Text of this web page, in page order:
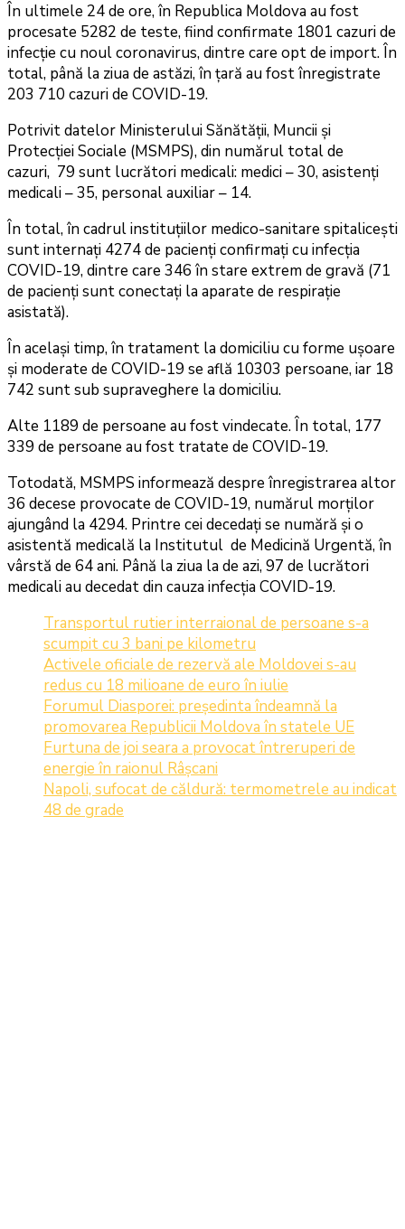
În ultimele 24 de ore, în Republica Moldova au fost
procesate 5282 de teste, fiind confirmate 1801 cazuri de
infecție cu noul coronavirus, dintre care opt de import. În
total, până la ziua de astăzi, în ţară au fost înregistrate
203 710 cazuri de COVID-19.
Potrivit datelor Ministerului Sănătății, Muncii și
Protecției Sociale (MSMPS), din numărul total de
cazuri, 79 sunt lucrători medicali: medici – 30, asistenți
medicali – 35, personal auxiliar – 14.
În total, în cadrul instituțiilor medico-sanitare spitalicești
sunt internați 4274 de pacienți confirmați cu infecția
COVID-19, dintre care 346 în stare extrem de gravă (71
de pacienți sunt conectați la aparate de respirație
asistată).
În același timp, în tratament la domiciliu cu forme ușoare
și moderate de COVID-19 se află 10303 persoane, iar 18
742 sunt sub supraveghere la domiciliu.
Alte 1189 de persoane au fost vindecate. În total, 177
339 de persoane au fost tratate de COVID-19.
Totodată, MSMPS informează despre înregistrarea altor
36 decese provocate de COVID-19, numărul morților
ajungând la 4294. Printre cei decedați se numără și o
asistentă medicală la Institutul de Medicină Urgentă, în
vârstă de 64 ani. Până la ziua la de azi, 97 de lucrători
medicali au decedat din cauza infecția COVID-19.
Transportul rutier interraional de persoane s-a
scumpit cu 3 bani pe kilometru
Activele oficiale de rezervă ale Moldovei s-au
redus cu 18 milioane de euro în iulie
Forumul Diasporei: președinta îndeamnă la
promovarea Republicii Moldova în statele UE
Furtuna de joi seara a provocat întreruperi de
energie în raionul Râșcani
Napoli, sufocat de căldură: termometrele au indicat
48 de grade